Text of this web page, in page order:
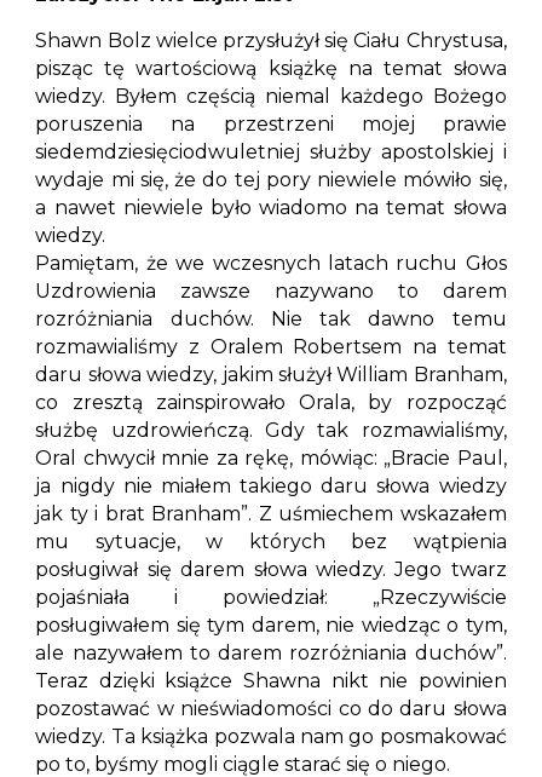
Shawn Bolz wielce przysłużył się Ciału Chrystusa,
pisząc tę wartościową książkę na temat słowa
wiedzy. Byłem częścią niemal każdego Bożego
poruszenia na przestrzeni mojej prawie
siedemdziesięciodwuletniej służby apostolskiej i
wydaje mi się, że do tej pory niewiele mówiło się,
a nawet niewiele było wiadomo na temat słowa
wiedzy.
Pamiętam, że we wczesnych latach ruchu Głos
Uzdrowienia zawsze nazywano to darem
rozróżniania duchów. Nie tak dawno temu
rozmawialiśmy z Oralem Robertsem na temat
daru słowa wiedzy, jakim służył William Branham,
co zresztą zainspirowało Orala, by rozpocząć
służbę uzdrowieńczą. Gdy tak rozmawialiśmy,
Oral chwycił mnie za rękę, mówiąc: „Bracie Paul,
ja nigdy nie miałem takiego daru słowa wiedzy
jak ty i brat Branham”. Z uśmiechem wskazałem
mu sytuacje, w których bez wątpienia
posługiwał się darem słowa wiedzy. Jego twarz
pojaśniała i powiedział: „Rzeczywiście
posługiwałem się tym darem, nie wiedząc o tym,
ale nazywałem to darem rozróżniania duchów”.
Teraz dzięki książce Shawna nikt nie powinien
pozostawać w nieświadomości co do daru słowa
wiedzy. Ta książka pozwala nam go posmakować
po to, byśmy mogli ciągle starać się o niego.